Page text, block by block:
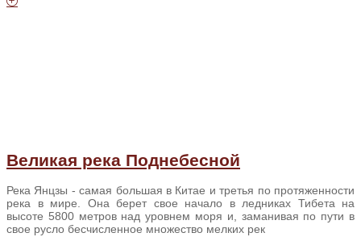
Великая река Поднебесной
Река Янцзы - самая большая в Китае и третья по протяженности
река в мире. Она берет свое начало в ледниках Тибета на
высоте 5800 метров над уровнем моря и, заманивая по пути в
свое русло бесчисленное множество мелких рек